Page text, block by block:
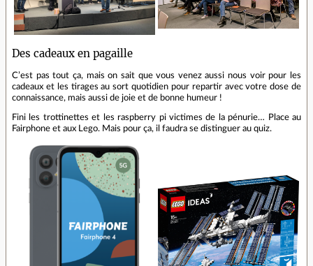
Des cadeaux en pagaille
C’est pas tout ça, mais on sait que vous venez aussi nous voir pour les
cadeaux et les tirages au sort quotidien pour repartir avec votre dose de
connaissance, mais aussi de joie et de bonne humeur !
Fini les trottinettes et les raspberry pi victimes de la pénurie… Place au
Fairphone et aux Lego. Mais pour ça, il faudra se distinguer au quiz.